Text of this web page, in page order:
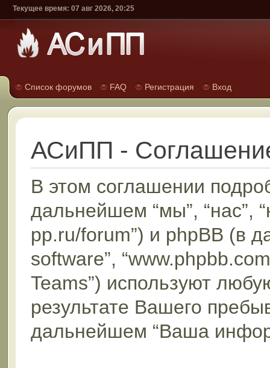
Текущее время: 07 авг 2026, 20:25
Список форумов FAQ Регистрация Вход
АСиПП -
В этом соглашении
дальнейшем “мы”, “нас”,
pp.ru/forum”) и phpBB (в
software”,
Teams”) используют
результате Вашего
дальнейшем “Ваша